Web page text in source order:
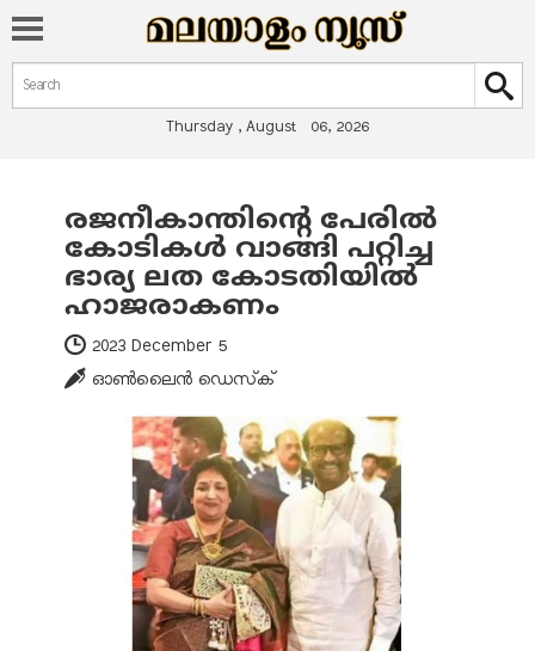
Search form
Search
Thursday , August 06, 2026
You are here
രജനീകാന്തിന്റെ പേരില്‍
കോടികള്‍ വാങ്ങി പറ്റിച്ച
ഭാര്യ ലത കോടതിയില്‍
ഹാജരാകണം
2023 December 5
ഓണ്‍ലൈന്‍ ഡെസ്‌ക്